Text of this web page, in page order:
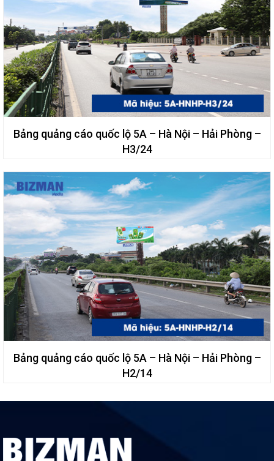
Bảng quảng cáo quốc lộ 5A – Hà Nội – Hải Phòng –
H3/24
Bảng quảng cáo quốc lộ 5A – Hà Nội – Hải Phòng –
H2/14